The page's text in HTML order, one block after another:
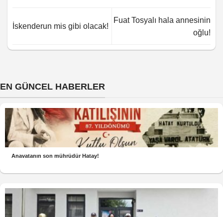
İskenderun mis gibi olacak!
Fuat Tosyalı hala annesinin
oğlu!
EN GÜNCEL HABERLER
Anavatanın son mührüdür Hatay!